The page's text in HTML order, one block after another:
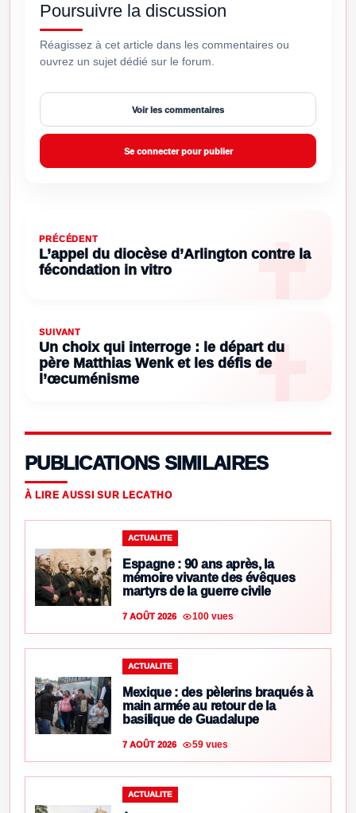
Poursuivre la discussion
Réagissez à cet article dans les commentaires ou
ouvrez un sujet dédié sur le forum.
Voir les commentaires
Se connecter pour publier
PRÉCÉDENT
L’appel du diocèse d’Arlington contre la
fécondation in vitro
SUIVANT
Un choix qui interroge : le départ du
père Matthias Wenk et les défis de
l’œcuménisme
PUBLICATIONS SIMILAIRES
À LIRE AUSSI SUR LECATHO
ACTUALITE
Espagne : 90 ans après, la
mémoire vivante des évêques
martyrs de la guerre civile
7 AOÛT 2026 100 vues
ACTUALITE
Mexique : des pèlerins braqués à
main armée au retour de la
basilique de Guadalupe
7 AOÛT 2026 59 vues
ACTUALITE